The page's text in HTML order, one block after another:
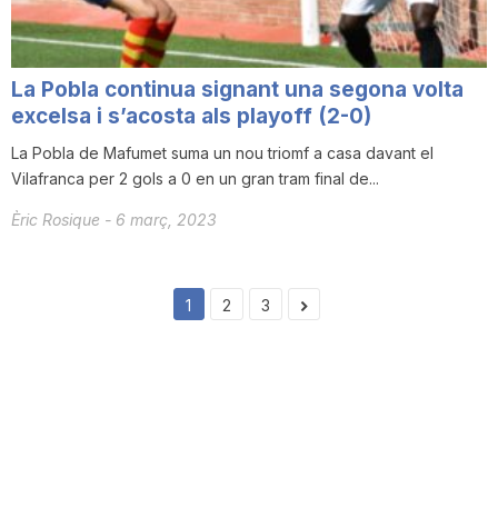
La Pobla continua signant una segona volta
excelsa i s’acosta als playoff (2-0)
La Pobla de Mafumet suma un nou triomf a casa davant el
Vilafranca per 2 gols a 0 en un gran tram final de...
Èric Rosique - 6 març, 2023
1 2 3